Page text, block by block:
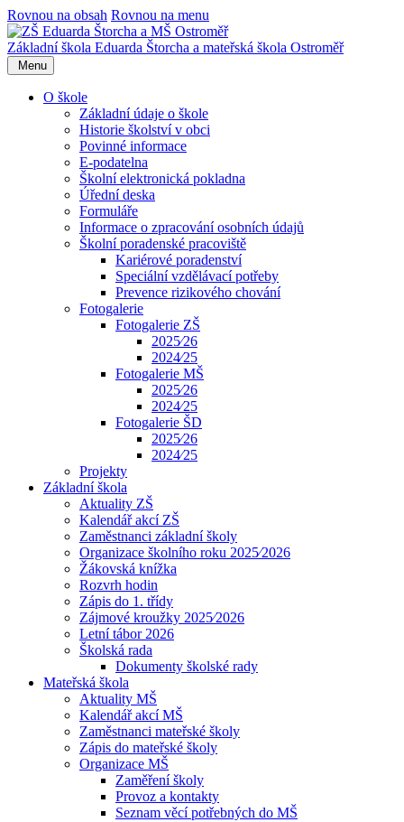
Rovnou na obsah Rovnou na menu
Základní škola Eduarda Štorcha a mateřská škola Ostroměř
Menu
O škole
Základní údaje o škole
Historie školství v obci
Povinné informace
E-podatelna
Školní elektronická pokladna
Úřední deska
Formuláře
Informace o zpracování osobních údajů
Školní poradenské pracoviště
Kariérové poradenství
Speciální vzdělávací potřeby
Prevence rizikového chování
Fotogalerie
Fotogalerie ZŠ
2025⁄26
2024⁄25
Fotogalerie MŠ
2025⁄26
2024⁄25
Fotogalerie ŠD
2025⁄26
2024⁄25
Projekty
Základní škola
Aktuality ZŠ
Kalendář akcí ZŠ
Zaměstnanci základní školy
Organizace školního roku 2025⁄2026
Žákovská knížka
Rozvrh hodin
Zápis do 1. třídy
Zájmové kroužky 2025⁄2026
Letní tábor 2026
Školská rada
Dokumenty školské rady
Mateřská škola
Aktuality MŠ
Kalendář akcí MŠ
Zaměstnanci mateřské školy
Zápis do mateřské školy
Organizace MŠ
Zaměření školy
Provoz a kontakty
Seznam věcí potřebných do MŠ